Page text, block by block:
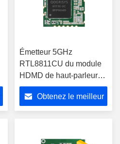
Émetteur 5GHz
RTL8811CU du module
HDMD de haut-parleur
d'USB Wifi d'antenne
externe de rf
Obtenez le meilleur